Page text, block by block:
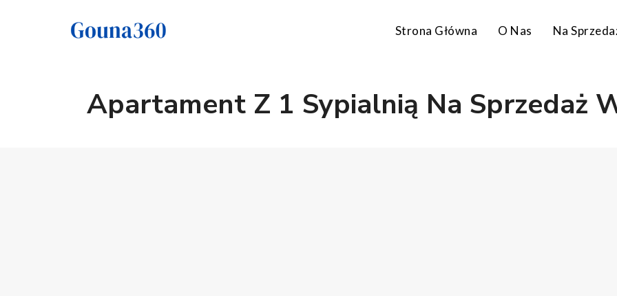
Strona Główna O Nas Na
Apartament Z 1 Sypialnią Na Sprzedaż